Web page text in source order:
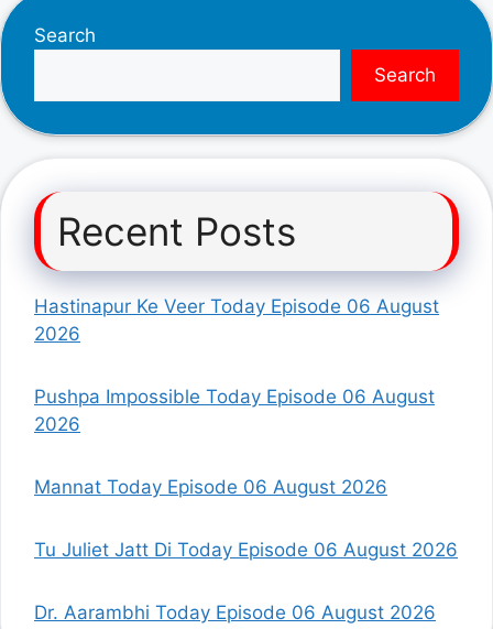
Search
Search
Recent Posts
Hastinapur Ke Veer Today Episode 06 August
2026
Pushpa Impossible Today Episode 06 August
2026
Mannat Today Episode 06 August 2026
Tu Juliet Jatt Di Today Episode 06 August 2026
Dr. Aarambhi Today Episode 06 August 2026